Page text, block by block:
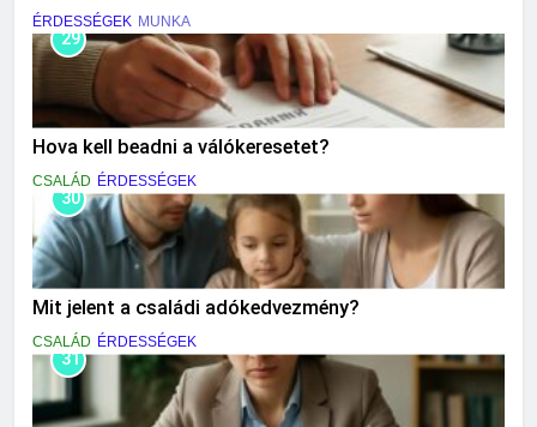
ÉRDESSÉGEK MUNKA
29
Hova kell beadni a válókeresetet?
CSALÁD ÉRDESSÉGEK
30
Mit jelent a családi adókedvezmény?
CSALÁD ÉRDESSÉGEK
31